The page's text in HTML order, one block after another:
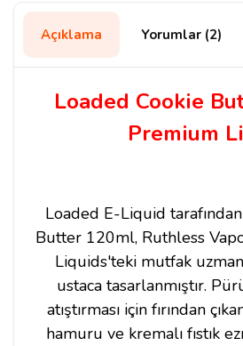
Açıklama Yorumlar (2)
Loaded Cookie
Premium
Loaded E-Liquid
Butter 120ml, Ruthless
Liquids'teki mutfak
ustaca tasarlanmıştır.
atıştırması için fırından
hamuru ve kremalı fıstık